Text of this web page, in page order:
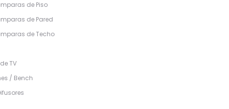
de Piso
de Pared
de Techo
TV
/ Bench